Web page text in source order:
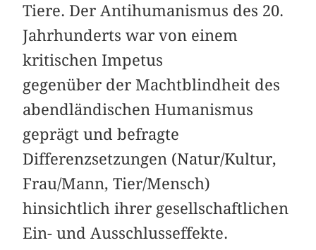
Tiere. Der Antihumanismus des 20.
Jahrhunderts war von einem
kritischen Impetus
gegenüber der Machtblindheit des
abendländischen Humanismus
geprägt und befragte
Differenzsetzungen (Natur/Kultur,
Frau/Mann, Tier/Mensch)
hinsichtlich ihrer gesellschaftlichen
Ein- und Ausschlusseffekte.